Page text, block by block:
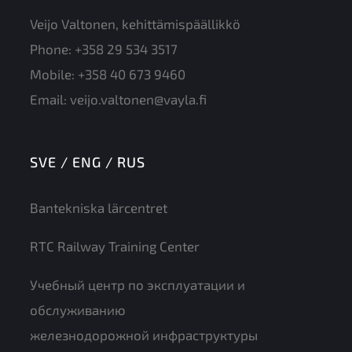
Veijo Valtonen, kehittämispäällikkö
Phone: +358 29 534 3517
Mobile: +358 40 673 9460
Email: veijo.valtonen@vayla.fi
SVE / ENG / RUS
Bantekniska lärcentret
RTC Railway Training Center
Учебный центр по эксплуатации и
обслуживанию
железнодорожной инфраструктуры